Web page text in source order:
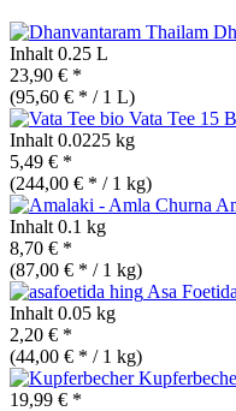
Inhalt 0.25 L
23,90 € *
(95,60 € * / 1 L)
Vata Tee 15
Inhalt 0.0225 kg
5,49 € *
(244,00 € * / 1 kg)
Inhalt 0.1 kg
8,70 € *
(87,00 € * / 1 kg)
Asa
Inhalt 0.05 kg
2,20 € *
(44,00 € * / 1 kg)
19,99 € *